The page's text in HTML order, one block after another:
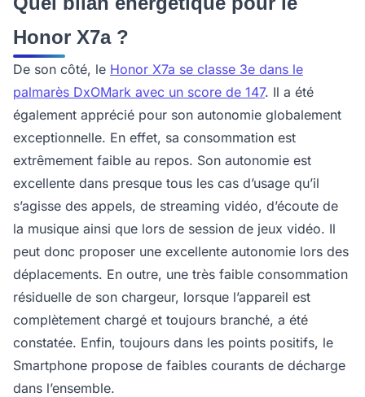
Honor X7a ?
De son côté, le Honor X7a se classe 3e dans le
palmarès DxOMark avec un score de 147. Il a été
également apprécié pour son autonomie globalement
exceptionnelle. En effet, sa consommation est
extrêmement faible au repos. Son autonomie est
excellente dans presque tous les cas d’usage qu’il
s’agisse des appels, de streaming vidéo, d’écoute de
la musique ainsi que lors de session de jeux vidéo. Il
peut donc proposer une excellente autonomie lors des
déplacements. En outre, une très faible consommation
résiduelle de son chargeur, lorsque l’appareil est
complètement chargé et toujours branché, a été
constatée. Enfin, toujours dans les points positifs, le
Smartphone propose de faibles courants de décharge
dans l’ensemble.